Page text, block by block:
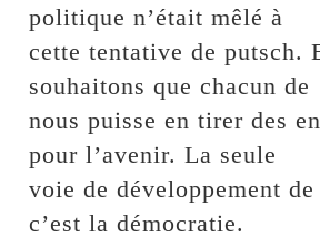
politique n’était mêlé à
cette tentative de putsch.
souhaitons que chacun de
nous puisse en tirer des
pour l’avenir. La seule
voie de développement
c’est la démocratie.